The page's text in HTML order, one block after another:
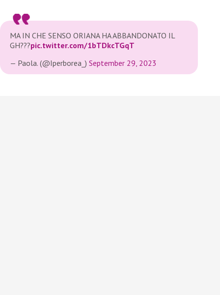
MA IN CHE SENSO ORIANA HA ABBANDONATO IL
GH???pic.twitter.com/1bTDkcTGqT
— Paola. (@Iperborea_) September 29, 2023